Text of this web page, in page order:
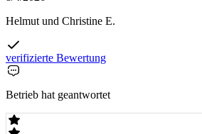
Helmut und Christine E.
verifizierte Bewertung
Betrieb hat geantwortet